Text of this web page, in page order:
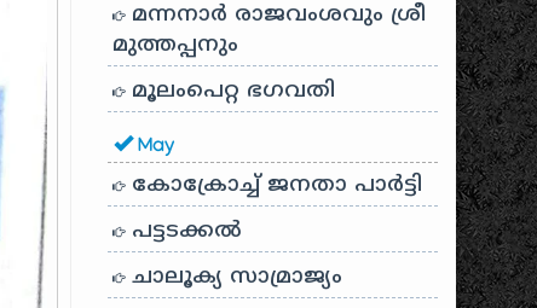
മന്നനാർ രാജവംശവും ശ്രീ
മുത്തപ്പനും
മൂലംപെറ്റ ഭഗവതി
May
കോക്രോച്ച് ജനതാ പാർട്ടി
പട്ടടക്കൽ
ചാലൂക്യ സാമ്രാജ്യം